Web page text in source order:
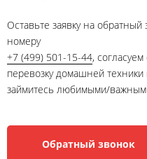
Оставьте заявку на
номеру
+7 (499) 501-15-44,
перевозку домашней
займитесь любимыми/
Обратный звонок